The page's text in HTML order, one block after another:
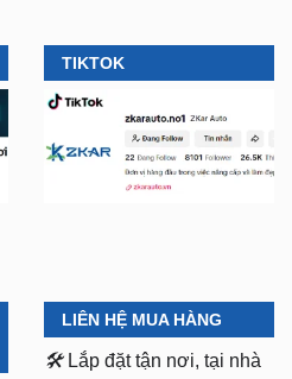
TIKTOK
LIÊN HỆ MUA HÀNG
🛠️ Lắp đặt tận nơi, tại nhà